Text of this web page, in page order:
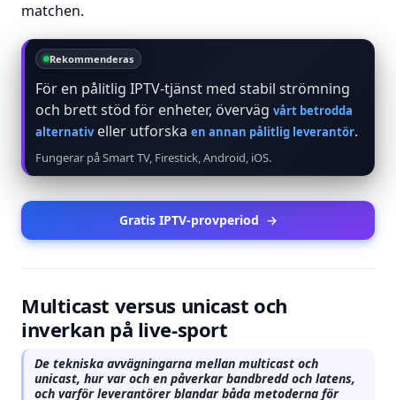
matchen.
Rekommenderas
För en pålitlig IPTV-tjänst med stabil strömning
och brett stöd för enheter, överväg vårt betrodda
alternativeller utforska en annan pålitlig leverantör.
Fungerar på Smart TV, Firestick, Android, iOS.
Gratis IPTV-provperiod →
Multicast versus unicast och
inverkan på live-sport
De tekniska avvägningarna mellan multicast och
unicast, hur var och en påverkar bandbredd och latens,
och varför leverantörer blandar båda metoderna för